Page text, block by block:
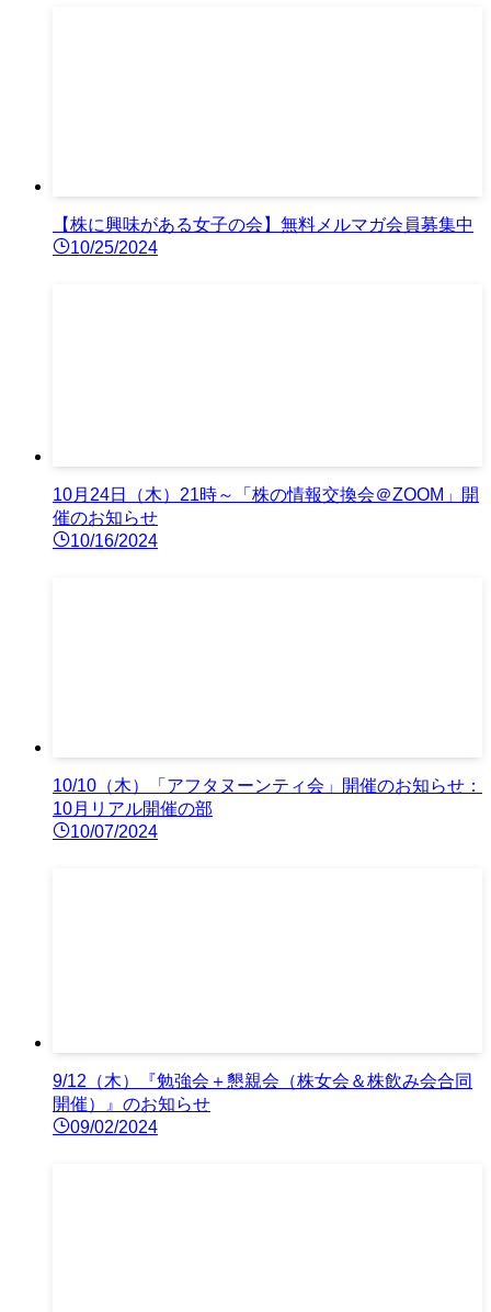
【株に興味がある女子の会】無料メルマガ会員募集中
10/25/2024
10月24日（木）21時～「株の情報交換会＠ZOOM」開
催のお知らせ
10/16/2024
10/10（木）「アフタヌーンティ会」開催のお知らせ：
10月リアル開催の部
10/07/2024
9/12（木）『勉強会＋懇親会（株女会＆株飲み会合同
開催）』のお知らせ
09/02/2024